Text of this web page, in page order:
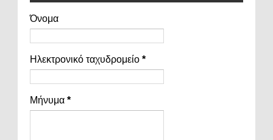
Όνομα
Ηλεκτρονικό ταχυδρομείο *
Μήνυμα *